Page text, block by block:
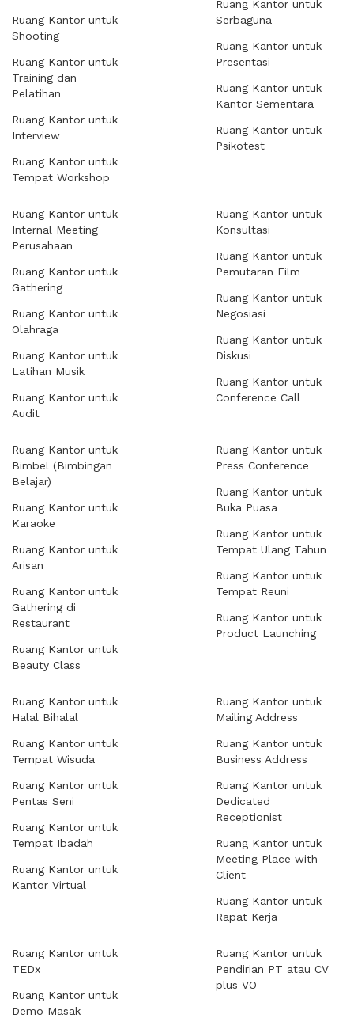
Ruang Kantor untuk
Shooting
Ruang Kantor untuk
Training dan
Pelatihan
Ruang Kantor untuk
Interview
Ruang Kantor untuk
Tempat Workshop
Ruang Kantor untuk
Serbaguna
Ruang Kantor untuk
Presentasi
Ruang Kantor untuk
Kantor Sementara
Ruang Kantor untuk
Psikotest
Ruang Kantor untuk
Internal Meeting
Perusahaan
Ruang Kantor untuk
Gathering
Ruang Kantor untuk
Olahraga
Ruang Kantor untuk
Latihan Musik
Ruang Kantor untuk
Audit
Ruang Kantor untuk
Konsultasi
Ruang Kantor untuk
Pemutaran Film
Ruang Kantor untuk
Negosiasi
Ruang Kantor untuk
Diskusi
Ruang Kantor untuk
Conference Call
Ruang Kantor untuk
Bimbel (Bimbingan
Belajar)
Ruang Kantor untuk
Karaoke
Ruang Kantor untuk
Arisan
Ruang Kantor untuk
Gathering di
Restaurant
Ruang Kantor untuk
Beauty Class
Ruang Kantor untuk
Press Conference
Ruang Kantor untuk
Buka Puasa
Ruang Kantor untuk
Tempat Ulang Tahun
Ruang Kantor untuk
Tempat Reuni
Ruang Kantor untuk
Product Launching
Ruang Kantor untuk
Halal Bihalal
Ruang Kantor untuk
Tempat Wisuda
Ruang Kantor untuk
Pentas Seni
Ruang Kantor untuk
Tempat Ibadah
Ruang Kantor untuk
Kantor Virtual
Ruang Kantor untuk
Mailing Address
Ruang Kantor untuk
Business Address
Ruang Kantor untuk
Dedicated
Receptionist
Ruang Kantor untuk
Meeting Place with
Client
Ruang Kantor untuk
Rapat Kerja
Ruang Kantor untuk
TEDx
Ruang Kantor untuk
Demo Masak
Ruang Kantor untuk
Pendirian PT atau CV
plus VO